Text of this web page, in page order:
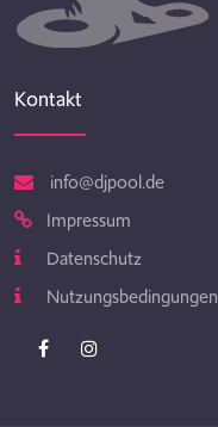
Kontakt
info@djpool.de
Impressum
Datenschutz
Nutzungsbedingungen